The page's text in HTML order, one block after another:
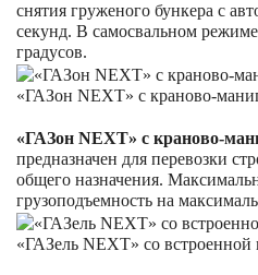
снятия груженого бункера с
секунд. В самосвальном
градусов.
«ГАЗон NEXT» с краново-
«ГАЗон NEXT» с краново-
предназначен для перевозки
общего назначения.
грузоподъемность на
«ГАЗель NEXT» со встроенной